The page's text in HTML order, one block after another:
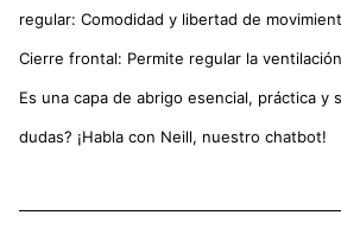
regular: Comodidad y libertad de
Cierre frontal: Permite regular la
Es una capa de abrigo esencial, práctica y
dudas? ¡Habla con Neill, nuestro chatbot!